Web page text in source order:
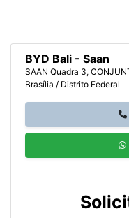
BYD Bali - Saan
SAAN Quadra 3,
Brasília / Distrito Federal